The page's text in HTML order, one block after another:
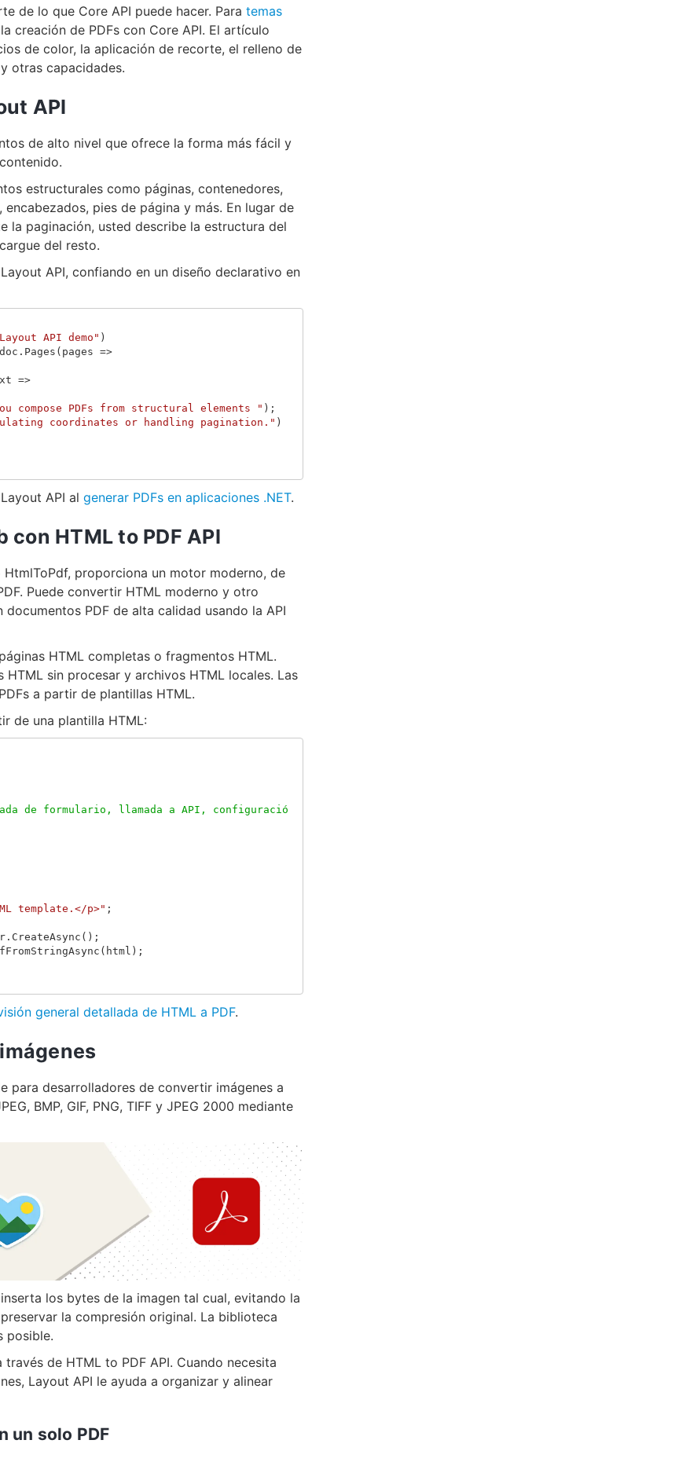
de lo que Core API puede hacer. Para temas
creación de PDFs con Core API. El artículo
de color, la aplicación de recorte, el relleno de
otras capacidades.
API
de alto nivel que ofrece la forma más fácil y
estructurales como páginas, contenedores,
pies de página y más. En lugar de
la paginación, usted describe la estructura del
del resto.
API, confiando en un diseño declarativo en
API demo" )
doc . Pages ( pages =>
=>
compose PDFs from structural elements " );
coordinates or handling pagination." )
API al generar PDFs en aplicaciones .NET.
HTML to PDF API
proporciona un motor moderno, de
Puede convertir HTML moderno y otro
PDF de alta calidad usando la API
HTML completas o fragmentos HTML.
sin procesar y archivos HTML locales. Las
a partir de plantillas HTML.
de una plantilla HTML:
de formulario, llamada a API, configuració
template.</p>"
;
. CreateAsync ();
( html );
general detallada de HTML a PDF.
para desarrolladores de convertir imágenes a
BMP, GIF, PNG, TIFF y JPEG 2000 mediante
los bytes de la imagen tal cual, evitando la
la compresión original. La biblioteca
posible.
través de HTML to PDF API. Cuando necesita
Layout API le ayuda a organizar y alinear
un solo PDF